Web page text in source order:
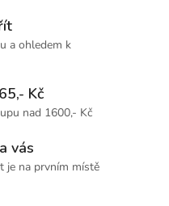
a ohledem k
Kč
nad 1600,- Kč
vás
je na prvním místě